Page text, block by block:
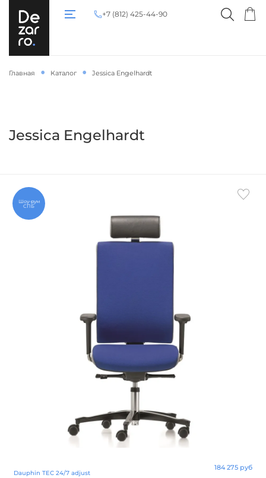
+7 (812) 425-44-90
Главная Каталог Jessica Engelhardt
Jessica Engelhardt
Шоу-рум
СПБ
Dauphin TEC 24/7 adjust
184 275 руб